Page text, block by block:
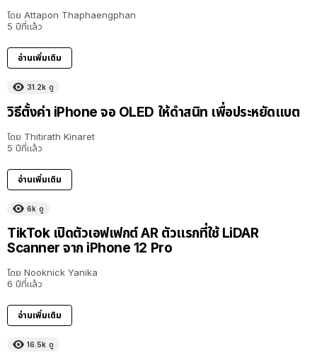
โดย Attapon Thaphaengphan
5 ปีที่แล้ว
อ่านเพิ่มเติม
31.2k ดู
วิธีตั้งค่า iPhone จอ OLED ให้ดำสนิท เพื่อประหยัดแบต
โดย Thitirath Kinaret
5 ปีที่แล้ว
อ่านเพิ่มเติม
6k ดู
TikTok เปิดตัวเอฟเฟกต์ AR ตัวแรกที่ใช้ LiDAR
Scanner จาก iPhone 12 Pro
โดย Nooknick Yanika
6 ปีที่แล้ว
อ่านเพิ่มเติม
16.5k ดู